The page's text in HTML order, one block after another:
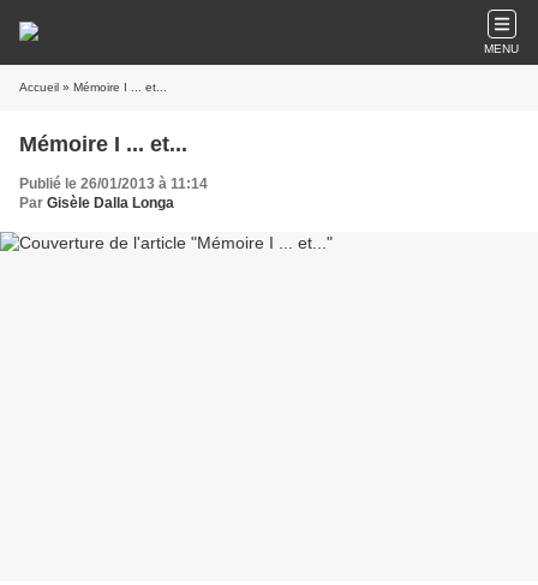
MENU
Accueil » Mémoire I ... et...
Mémoire I ... et...
Publié le 26/01/2013 à 11:14
Par Gisèle Dalla Longa